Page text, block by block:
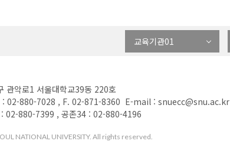
교육기관01
관악로1 서울대학교39동 220호
: 02-880-7028 , F. 02-871-8360 E-mail : snuecc@snu.ac.kr
: 02-880-7399 , 공존34 : 02-880-4196
NATIONAL UNIVERSITY. All rights reserved.